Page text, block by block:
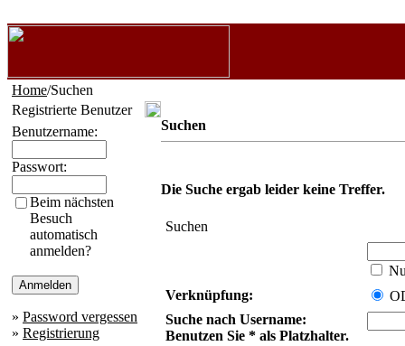
Home/Suchen
Registrierte Benutzer
Benutzername:
Passwort:
Beim nächsten
Besuch
automatisch
anmelden?
» Password vergessen
» Registrierung
Suchen
Die Suche ergab leider keine Treffer.
Suchen
Verknüpfung:
Suche nach Username:
Benutzen Sie * als Platzhalter.